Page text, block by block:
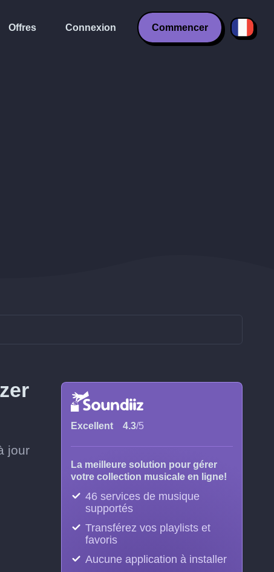
Offres Connexion Commencer
jour
Excellent 4.3/5
La meilleure solution pour gérer
votre collection musicale en ligne!
46 services de musique
supportés
Transférez vos playlists et
favoris
Aucune application à installer